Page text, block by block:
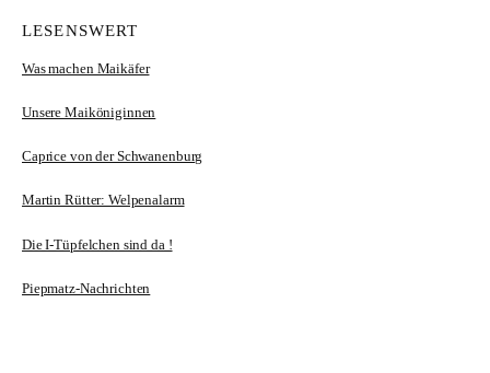
LESENSWERT
Was machen Maikäfer
Unsere Maiköniginnen
Caprice von der Schwanenburg
Martin Rütter: Welpenalarm
Die I-Tüpfelchen sind da !
Piepmatz-Nachrichten